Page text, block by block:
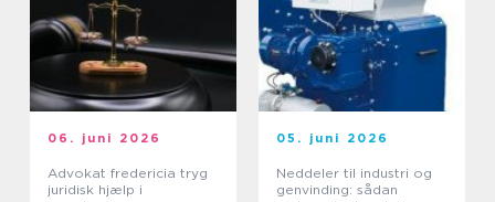
06. juni 2026
Advokat fredericia tryg
juridisk hjælp i
05. juni 2026
Neddeler til industri og
genvinding: sådan